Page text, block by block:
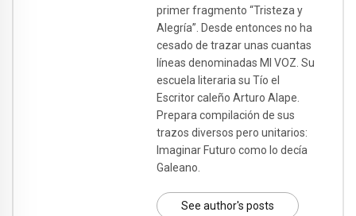
primer fragmento “Tristeza y
Alegría”. Desde entonces no ha
cesado de trazar unas cuantas
líneas denominadas MI VOZ. Su
escuela literaria su Tío el
Escritor caleño Arturo Alape.
Prepara compilación de sus
trazos diversos pero unitarios:
Imaginar Futuro como lo decía
Galeano.
See author's posts